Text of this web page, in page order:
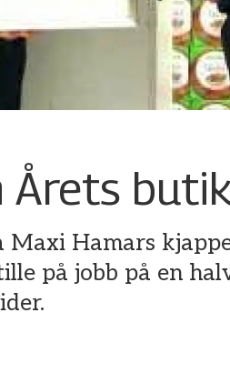
Årets
Maxi Hamars
på jobb på en